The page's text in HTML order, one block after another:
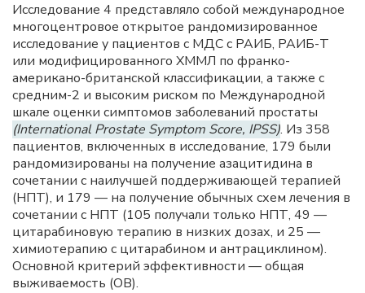
Исследование 4 представляло собой международное
многоцентровое открытое рандомизированное
исследование у пациентов с МДС с РАИБ, РАИБ-Т
или модифицированного ХММЛ по франко-
американо-британской классификации, а также с
средним-2 и высоким риском по Международной
шкале оценки симптомов заболеваний простаты
(International Prostate Symptom Score, IPSS). Из 358
пациентов, включенных в исследование, 179 были
рандомизированы на получение азацитидина в
сочетании с наилучшей поддерживающей терапией
(НПТ), и 179 — на получение обычных схем лечения в
сочетании с НПТ (105 получали только НПТ, 49 —
цитарабиновую терапию в низких дозах, и 25 —
химиотерапию с цитарабином и антрациклином).
Основной критерий эффективности — общая
выживаемость (ОВ).